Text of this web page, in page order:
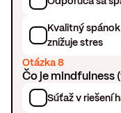
Kvalitný
znižuje stres
Otázka 8
Čo je mindfulness
Súťaž v riešení